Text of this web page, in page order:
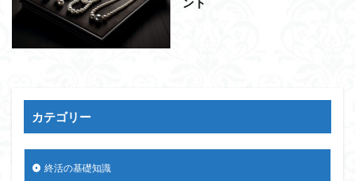
カテゴリー
終活の基礎知識